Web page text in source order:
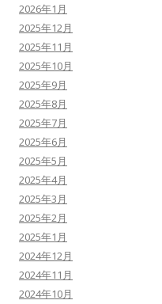
2026年1月
2025年12月
2025年11月
2025年10月
2025年9月
2025年8月
2025年7月
2025年6月
2025年5月
2025年4月
2025年3月
2025年2月
2025年1月
2024年12月
2024年11月
2024年10月